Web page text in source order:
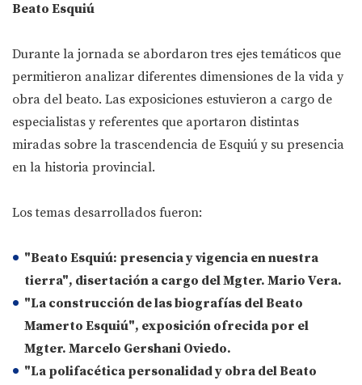
Beato Esquiú
Durante la jornada se abordaron tres ejes temáticos que
permitieron analizar diferentes dimensiones de la vida y
obra del beato. Las exposiciones estuvieron a cargo de
especialistas y referentes que aportaron distintas
miradas sobre la trascendencia de Esquiú y su presencia
en la historia provincial.
Los temas desarrollados fueron:
"Beato Esquiú: presencia y vigencia en nuestra
tierra", disertación a cargo del Mgter. Mario Vera.
"La construcción de las biografías del Beato
Mamerto Esquiú", exposición ofrecida por el
Mgter. Marcelo Gershani Oviedo.
"La polifacética personalidad y obra del Beato